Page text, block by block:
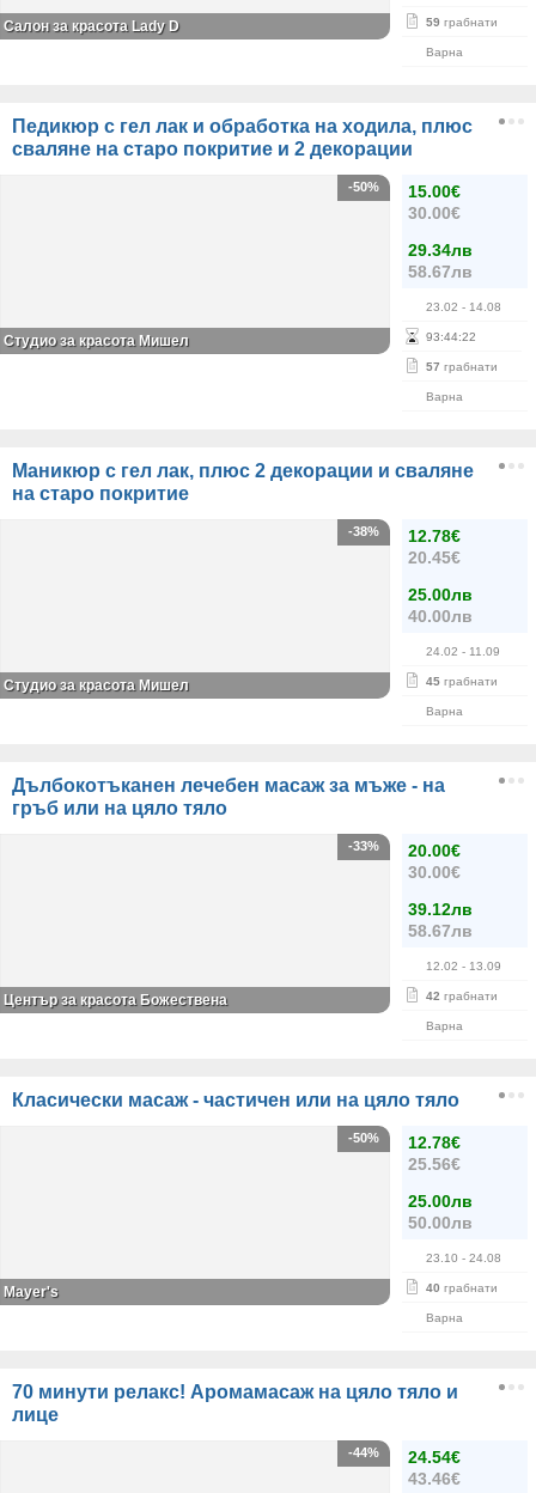
59 грабнати
Варна
Салон за красота Lady D
Педикюр с гел лак и обработка на ходила, плюс
сваляне на старо покритие и 2 декорации
15.00€
30.00€
29.34лв
58.67лв
23.02 - 14.08
93:44:21
57 грабнати
Варна
-50%
Студио за красота Мишел
Маникюр с гел лак, плюс 2 декорации и сваляне
на старо покритие
12.78€
20.45€
25.00лв
40.00лв
24.02 - 11.09
45 грабнати
Варна
-38%
Студио за красота Мишел
Дълбокотъканен лечебен масаж за мъже - на
гръб или на цяло тяло
20.00€
30.00€
39.12лв
58.67лв
12.02 - 13.09
42 грабнати
Варна
-33%
Център за красота Божествена
Класически масаж - частичен или на цяло тяло
12.78€
25.56€
25.00лв
50.00лв
23.10 - 24.08
40 грабнати
Варна
-50%
Mayer's
70 минути релакс! Аромамасаж на цяло тяло и
лице
24.54€
43.46€
-44%